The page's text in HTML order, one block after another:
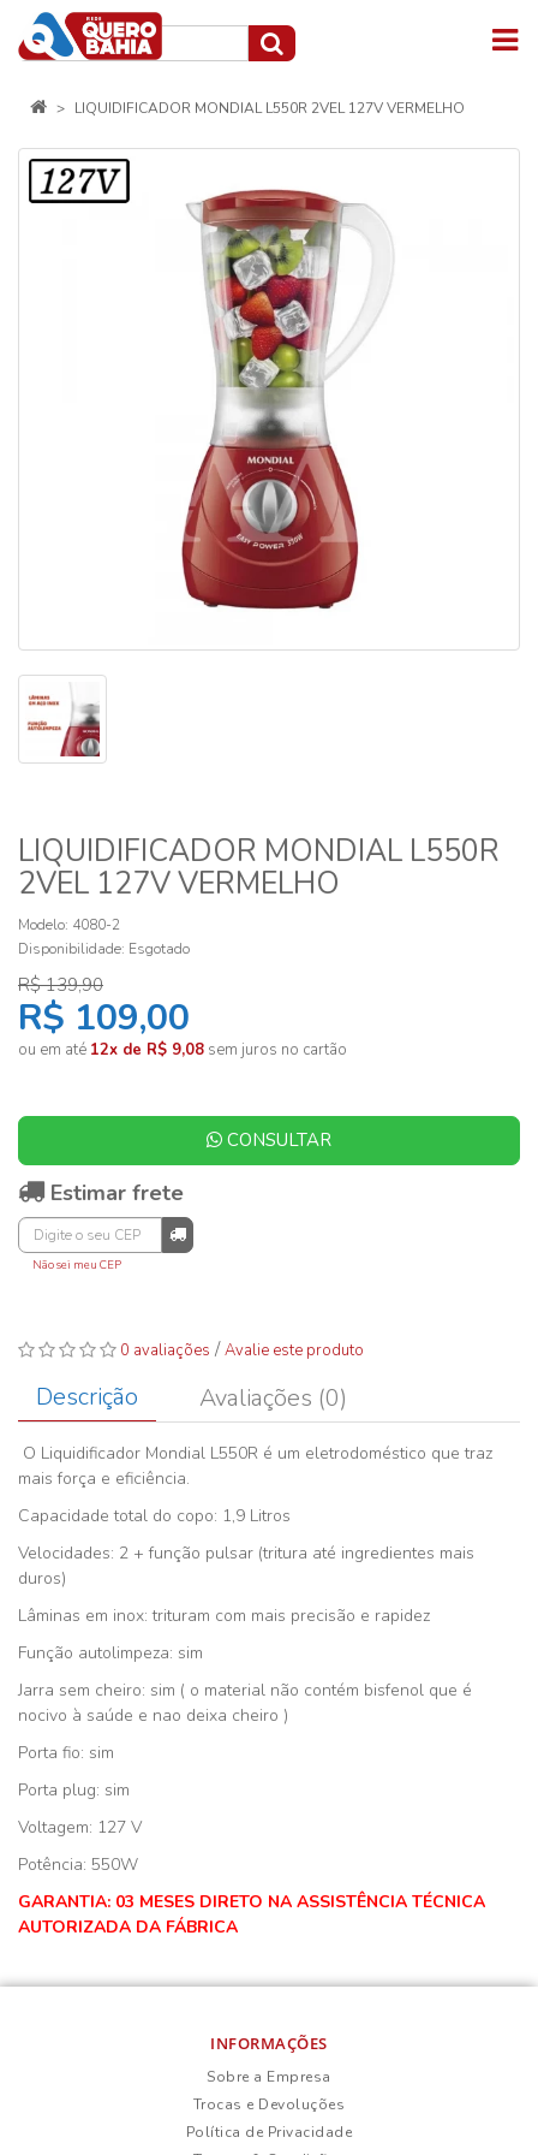
LIQUIDIFICADOR MONDIAL L550R 2VEL 127V VERMELHO
LIQUIDIFICADOR MONDIAL L550R
2VEL 127V VERMELHO
Modelo: 4080-2
Disponibilidade: Esgotado
R$ 139,90
R$ 109,00
ou em até 12x de R$ 9,08 sem juros no cartão
CONSULTAR
Estimar frete
Não sei meu CEP
0 avaliações /Avalie este produto
Descrição Avaliações (0)
O Liquidificador Mondial L550R é um eletrodoméstico que traz
mais força e eficiência.
Capacidade total do copo: 1,9 Litros
Velocidades: 2 + função pulsar (tritura até ingredientes mais
duros)
Lâminas em inox: trituram com mais precisão e rapidez
Função autolimpeza: sim
Jarra sem cheiro: sim ( o material não contém bisfenol que é
nocivo à saúde e nao deixa cheiro )
Porta fio: sim
Porta plug: sim
Voltagem: 127 V
Potência: 550W
GARANTIA: 03 MESES DIRETO NA ASSISTÊNCIA TÉCNICA
AUTORIZADA DA FÁBRICA
INFORMAÇÕES
Sobre a Empresa
Trocas e Devoluções
Política de Privacidade